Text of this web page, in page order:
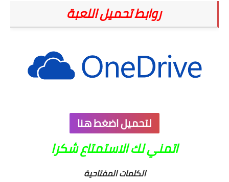
روابط تحميل اللعبة
لتحميل اضغط هنا
اتمني لك الاستمتاع شكرا
الكلمات المفتاحية